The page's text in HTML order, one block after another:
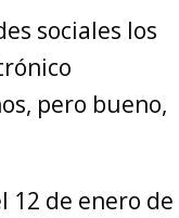
sociales los
pero bueno,
12 de enero de